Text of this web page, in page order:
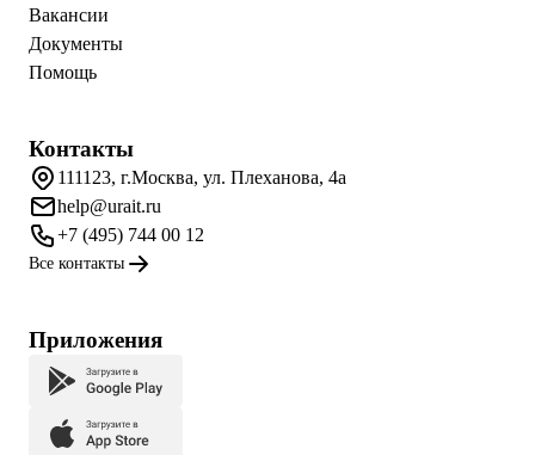
Вакансии
Документы
Помощь
Контакты
111123, г.Москва, ул. Плеханова, 4а
help@urait.ru
+7 (495) 744 00 12
Все контакты
Приложения